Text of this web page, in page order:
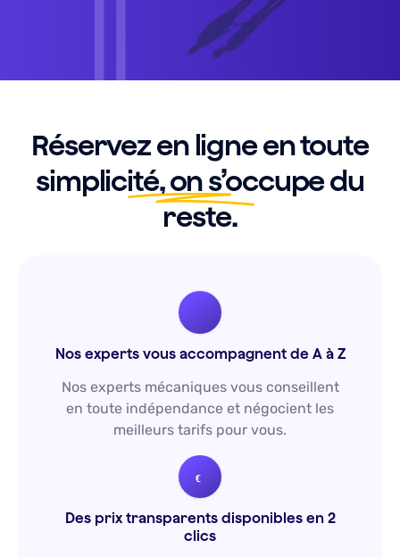
Réservez en ligne en toute
simplicité, on s’occupe du
reste.
Nos experts vous accompagnent de A à Z
Nos experts mécaniques vous conseillent
en toute indépendance et négocient les
meilleurs tarifs pour vous.
Des prix transparents disponibles en 2
clics